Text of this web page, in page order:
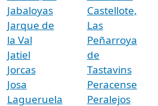
Jabaloyas
Jarque de
la Val
Jatiel
Jorcas
Josa
Lagueruela
Castellote,
Las
Peñarroya
de
Tastavins
Peracense
Peralejos